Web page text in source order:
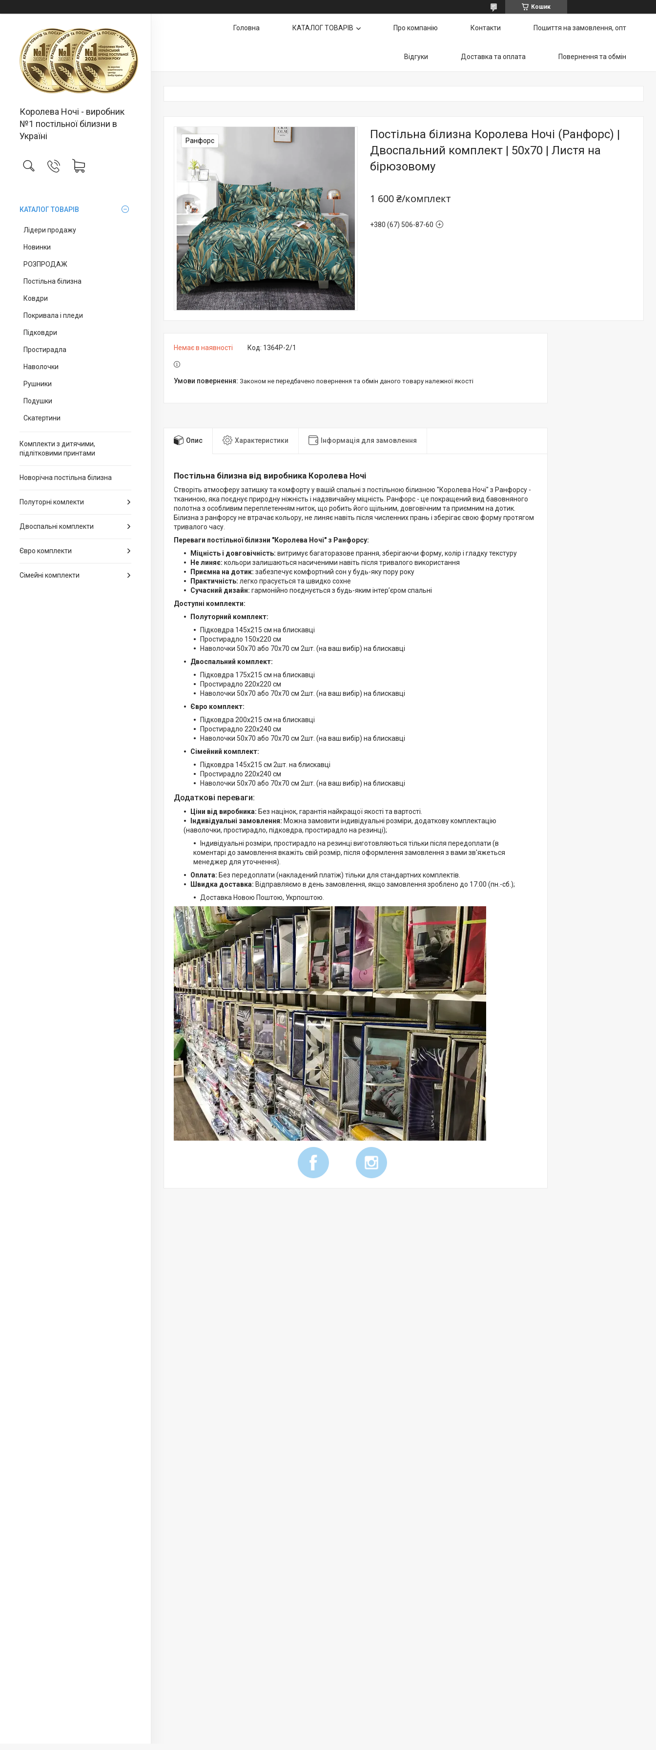
Кошик
Королева Ночі - виробник
№1 постільної білизни в
Україні
КАТАЛОГ ТОВАРІВ
Лідери продажу
Новинки
РОЗПРОДАЖ
Постільна білизна
Ковдри
Покривала і пледи
Підковдри
Простирадла
Наволочки
Рушники
Подушки
Скатертини
Комплекти з дитячими,
підлітковими принтами
Новорічна постільна білизна
Полуторні комлекти
Двоспальні комплекти
Євро комплекти
Сімейні комплекти
Головна КАТАЛОГ ТОВАРІВ Про компанію Контакти Пошиття на замовлення, опт
Відгуки Доставка та оплата Повернення та обмін
Ранфорс
Постільна білизна Королева Ночі (Ранфорс) |
Двоспальний комплект | 50х70 | Листя на
бірюзовому
1 600 ₴/комплект
+380 (67) 506-87-60
Немає в наявності Код: 1364Р-2/1
Законом не передбачено повернення та обмін даного товару належної якості
Опис Характеристики Інформація для замовлення
Постільна білизна від виробника Королева Ночі
Створіть атмосферу затишку та комфорту у вашій спальні з постільною білизною "Королева Ночі" з Ранфорсу -
тканиною, яка поєднує природну ніжність і надзвичайну міцність. Ранфорс - це покращений вид бавовняного
полотна з особливим переплетенням ниток, що робить його щільним, довговічним та приємним на дотик.
Білизна з ранфорсу не втрачає кольору, не линяє навіть після численних прань і зберігає свою форму протягом
тривалого часу.
Переваги постільної білизни "Королева Ночі" з Ранфорсу:
Міцність і довговічність: витримує багаторазове прання, зберігаючи форму, колір і гладку текстуру
Не линяє: кольори залишаються насиченими навіть після тривалого використання
Приємна на дотик: забезпечує комфортний сон у будь-яку пору року
Практичність: легко прасується та швидко сохне
Сучасний дизайн: гармонійно поєднується з будь-яким інтер’єром спальні
Доступні комплекти:
Полуторний комплект:
Підковдра 145х215 см на блискавці
Простирадло 150х220 см
Наволочки 50х70 або 70х70 см 2шт. (на ваш вибір) на блискавці
Двоспальний комплект:
Підковдра 175х215 см на блискавці
Простирадло 220х220 см
Наволочки 50х70 або 70х70 см 2шт. (на ваш вибір) на блискавці
Євро комплект:
Підковдра 200х215 см на блискавці
Простирадло 220х240 см
Наволочки 50х70 або 70х70 см 2шт. (на ваш вибір) на блискавці
Сімейний комплект:
Підковдра 145х215 см 2шт. на блискавці
Простирадло 220х240 см
Наволочки 50х70 або 70х70 см 2шт. (на ваш вибір) на блискавці
Додаткові переваги:
Ціни від виробника: Без націнок, гарантія найкращої якості та вартості.
Індивідуальні замовлення: Можна замовити індивідуальні розміри, додаткову комплектацію
(наволочки, простирадло, підковдра, простирадло на резинці);
Індивідуальні розміри, простирадло на резинці виготовляються тільки після передоплати (в
коментарі до замовлення вкажіть свій розмір, після оформлення замовлення з вами зв'яжеться
менеджер для уточнення).
Оплата: Без передоплати (накладений платіж) тільки для стандартних комплектів.
Швидка доставка: Відправляємо в день замовлення, якщо замовлення зроблено до 17:00 (пн.-сб.);
Доставка Новою Поштою, Укрпоштою.